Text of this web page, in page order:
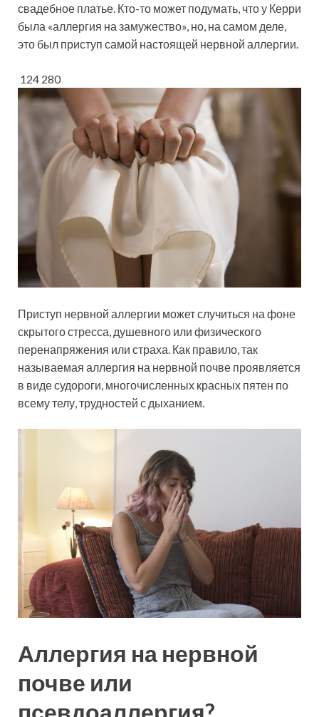
свадебное платье. Кто-то может подумать, что у Керри
была «аллергия на замужество», но, на самом деле,
это был приступ самой настоящей нервной аллергии.
124 280
Приступ нервной аллергии может случиться на фоне
скрытого стресса, душевного или физического
перенапряжения или страха. Как правило, так
называемая аллергия на нервной почве проявляется
в виде судороги, многочисленных красных пятен по
всему телу, трудностей с дыханием.
Аллергия на нервной
почве или